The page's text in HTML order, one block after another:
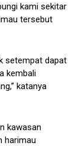
kami sekitar
tersebut
setempat dapat
kembali
katanya
kawasan
harimau